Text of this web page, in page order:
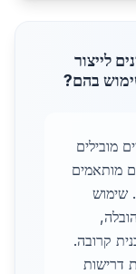
לייצור
בהם?
מובילים
מותאמים
שימוש
קרובה.
דרישות